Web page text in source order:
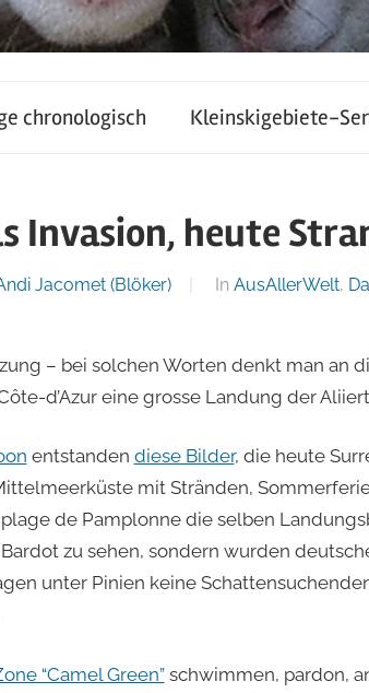
chronologisch Kleinskigebiete-
Invasion, heute
Jacomet (Blöker) In AusAllerWelt,
– bei solchen Worten denkt man an
d’Azur eine grosse Landung der
entstanden diese Bilder, die heute
mit Stränden,
de Pamplonne die selben
zu sehen, sondern wurden
unter Pinien keine
“Camel Green”schwimmen, pardon,